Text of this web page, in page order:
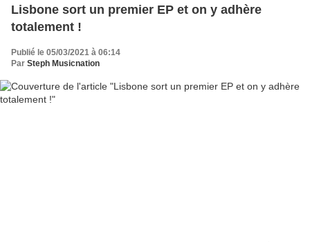
Lisbone sort un premier EP et on y adhère
totalement !
Publié le 05/03/2021 à 06:14
Par Steph Musicnation